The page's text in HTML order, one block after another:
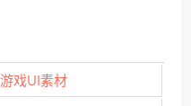
游戏UI素材